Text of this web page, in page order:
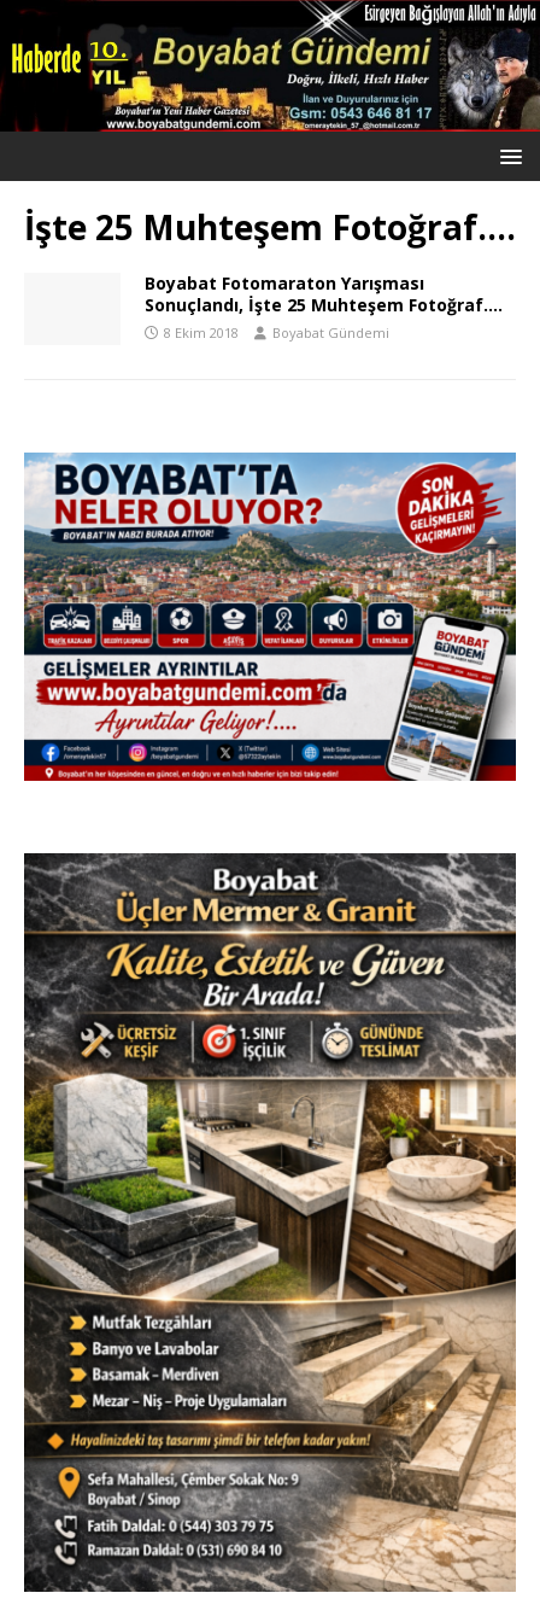
İşte 25 Muhteşem Fotoğraf….
Boyabat Fotomaraton Yarışması
Sonuçlandı, İşte 25 Muhteşem Fotoğraf….
8 Ekim 2018 Boyabat Gündemi